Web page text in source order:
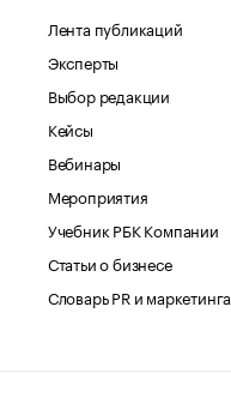
Лента публикаций
Эксперты
Выбор редакции
Кейсы
Вебинары
Мероприятия
Учебник РБК Компании
Статьи о бизнесе
Словарь PR и маркетинга